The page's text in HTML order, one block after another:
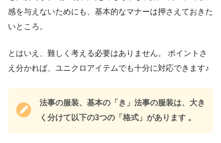
感を与えないためにも、基本的なマナーは押さえておきた
いところ。
とはいえ、難しく考える必要はありません。 ポイントさ
え分かれば、ユニクロアイテムでも十分に対応できます♪
法事の服装、基本の「き」法事の服装は、大き
く分けて以下の3つの「格式」があります 。